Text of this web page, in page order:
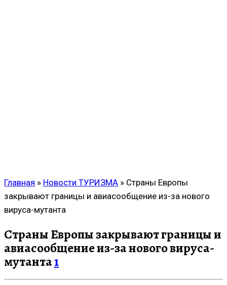
Главная » Новости ТУРИЗМА » Страны Европы
закрывают границы и авиасообщение из-за нового
вируса-мутанта
Страны Европы закрывают границы и
авиасообщение из-за нового вируса-
мутанта1